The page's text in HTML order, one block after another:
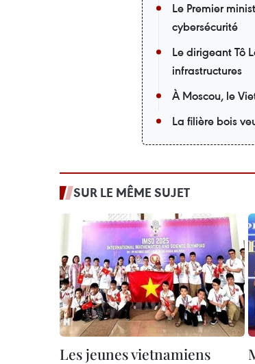
Le Premier
cybersécurité
Le dirigeant Tô
infrastructures
À Moscou, le
La filière bois
SUR LE MÊME SUJET
Les jeunes vietnamiens